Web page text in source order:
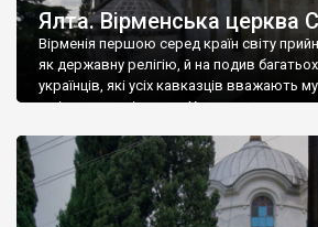
Ялта. Вірменська церква
Вірменія першою серед країн світу
як державну релігію, й на подив
українців, які усіх кавказців вважають
є відданими вірянами Христа